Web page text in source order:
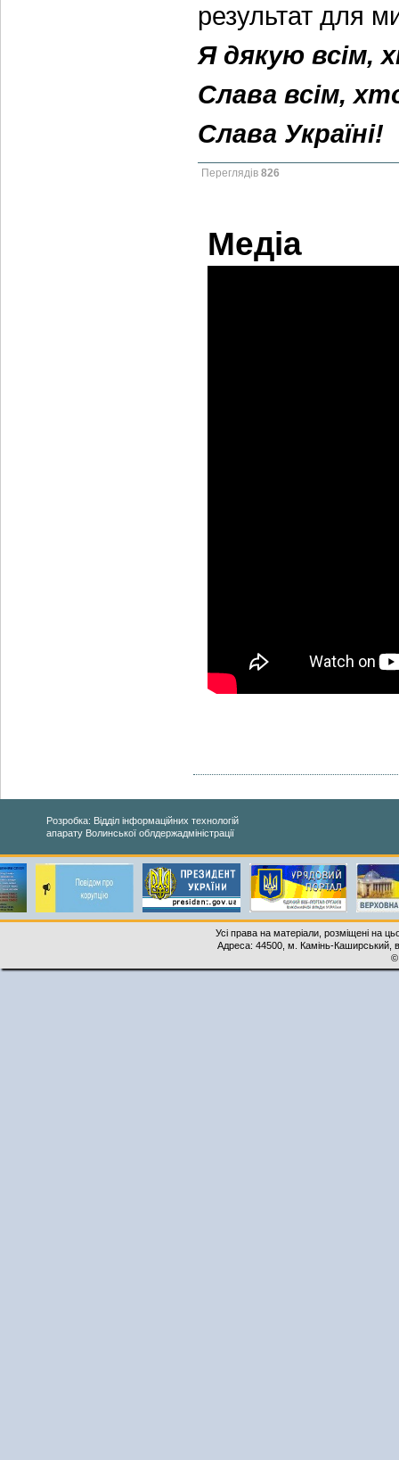
результат для
Я дякую всім,
Слава всім,
Слава Україні!
Переглядів 826
Медіа
Розробка: Відділ інформаційних технологій
апарату Волинської облдержадміністрації
Усі права на матеріали, розміщені на
Адреса: 44500, м. Камінь-Каширський,
©